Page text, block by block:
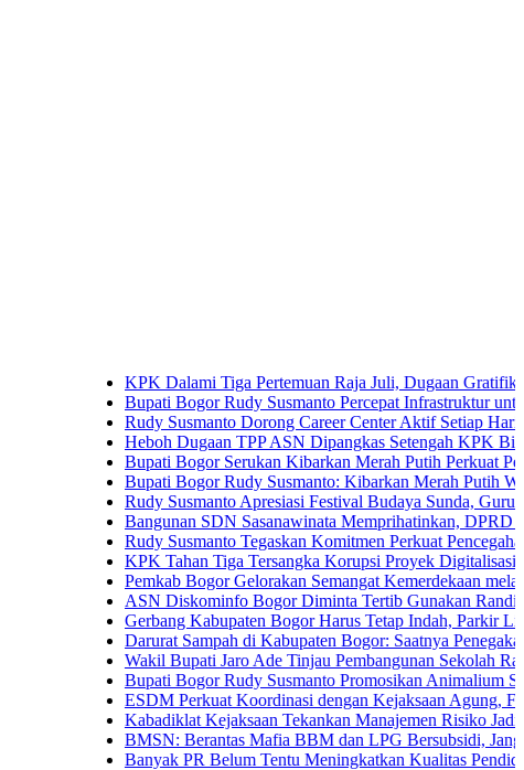
KPK Dalami Tiga Pertemuan Raja Juli, Dugaan Gratifikasi
Bupati Bogor Rudy Susmanto Percepat Infrastruktur untuk
Rudy Susmanto Dorong Career Center Aktif Setiap Hari
Heboh Dugaan TPP ASN Dipangkas Setengah KPK Bidik
Bupati Bogor Serukan Kibarkan Merah Putih Perkuat
Bupati Bogor Rudy Susmanto: Kibarkan Merah Putih Wujud
Rudy Susmanto Apresiasi Festival Budaya Sunda, Guru
Bangunan SDN Sasanawinata Memprihatinkan, DPRD Bogor
Rudy Susmanto Tegaskan Komitmen Perkuat Pencegahan
KPK Tahan Tiga Tersangka Korupsi Proyek Digitalisasi SPBU
Pemkab Bogor Gelorakan Semangat Kemerdekaan melalui
ASN Diskominfo Bogor Diminta Tertib Gunakan Randis
Gerbang Kabupaten Bogor Harus Tetap Indah, Parkir Liar
Darurat Sampah di Kabupaten Bogor: Saatnya Penegakan
Wakil Bupati Jaro Ade Tinjau Pembangunan Sekolah Rakyat di
Bupati Bogor Rudy Susmanto Promosikan Animalium Sebagai
ESDM Perkuat Koordinasi dengan Kejaksaan Agung, Fokus
Kabadiklat Kejaksaan Tekankan Manajemen Risiko Jadi
BMSN: Berantas Mafia BBM dan LPG Bersubsidi, Jangan
Banyak PR Belum Tentu Meningkatkan Kualitas Pendidikan